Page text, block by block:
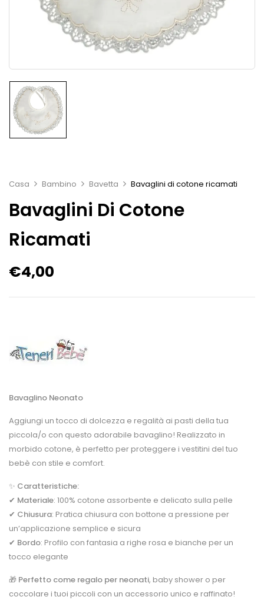
Casa Bambino Bavetta Bavaglini di cotone ricamati
Bavaglini Di Cotone
Ricamati
€4,00
Bavaglino Neonato
Aggiungi un tocco di dolcezza e regalità ai pasti della tua
piccola/o con questo adorabile bavaglino! Realizzato in
morbido cotone, è perfetto per proteggere i vestitini del tuo
bebè con stile e comfort.
✨ Caratteristiche:
✔ Materiale: 100% cotone assorbente e delicato sulla pelle
✔ Chiusura: Pratica chiusura con bottone a pressione per
un’applicazione semplice e sicura
✔ Bordo: Profilo con fantasia a righe rosa e bianche per un
tocco elegante
🎁 Perfetto come regalo per neonati, baby shower o per
coccolare i tuoi piccoli con un accessorio unico e raffinato!